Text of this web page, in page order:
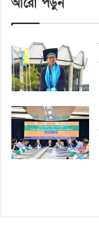
আরো পড়ুন